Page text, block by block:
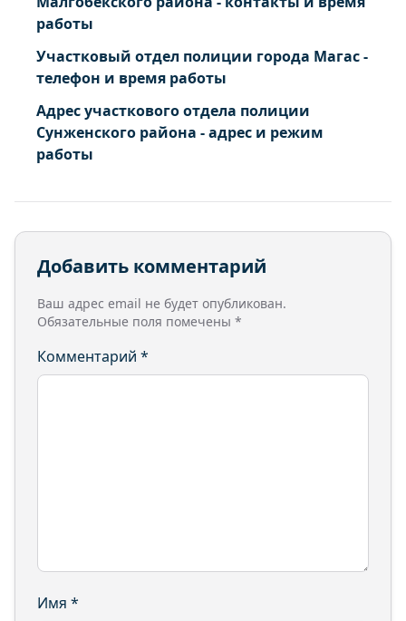
работы
Участковый отдел полиции города Магас -
телефон и время работы
Адрес участкового отдела полиции
Сунженского района - адрес и режим
работы
Добавить комментарий
Ваш адрес email не будет опубликован.
Обязательные поля помечены *
Комментарий *
Имя *